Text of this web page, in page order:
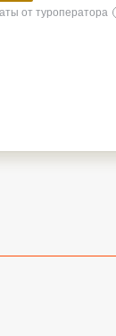
от туроператора